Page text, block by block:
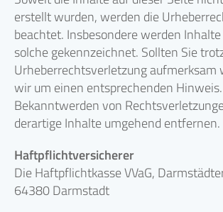
erstellt wurden, werden die
beachtet. Insbesondere werden
solche gekennzeichnet. Sollten Sie
Urheberrechtsverletzung aufmerksam
wir um einen entsprechenden
Bekanntwerden von
derartige Inhalte umgehend entfernen.
Haftpflichtversicherer
Die Haftpflichtkasse VVaG,
64380 Darmstadt